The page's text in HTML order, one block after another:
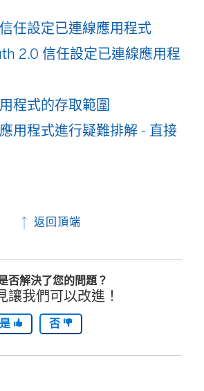
任設定已連線應用程式
2.0 信任設定已連線應用程
程式的存取範圍
用程式進行疑難排解 - 直接
返回頂端
否解決了您的問題？
讓我們可以改進！
是 否